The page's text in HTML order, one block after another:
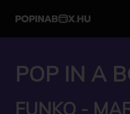
POP IN A
FUNKO -